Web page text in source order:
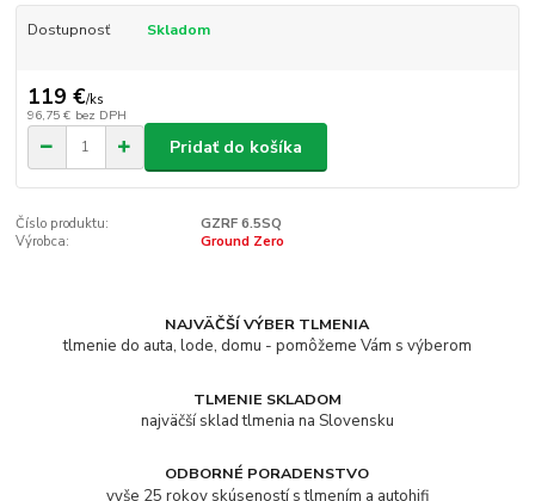
Dostupnosť Skladom
119 €/ks
96,75 € bez DPH
Pridať do košíka
Číslo produktu:
GZRF 6.5SQ
Výrobca:
Ground Zero
NAJVÄČŠÍ VÝBER TLMENIA
tlmenie do auta, lode, domu - pomôžeme Vám s výberom
TLMENIE SKLADOM
najväčší sklad tlmenia na Slovensku
ODBORNÉ PORADENSTVO
vyše 25 rokov skúseností s tlmením a autohifi